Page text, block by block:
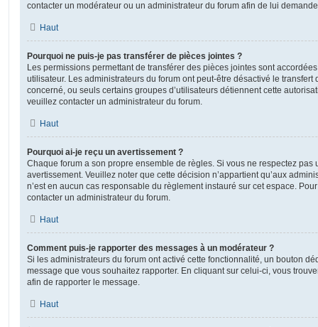
contacter un modérateur ou un administrateur du forum afin de lui
Haut
Pourquoi ne puis-je pas transférer de pièces jointes ?
Les permissions permettant de transférer des pièces jointes sont
utilisateur. Les administrateurs du forum ont peut-être désactivé le
concerné, ou seuls certains groupes d’utilisateurs détiennent cette
veuillez contacter un administrateur du forum.
Haut
Pourquoi ai-je reçu un avertissement ?
Chaque forum a son propre ensemble de règles. Si vous ne respectez pas
avertissement. Veuillez noter que cette décision n’appartient qu’aux
n’est en aucun cas responsable du règlement instauré sur cet espace.
contacter un administrateur du forum.
Haut
Comment puis-je rapporter des messages à un modérateur ?
Si les administrateurs du forum ont activé cette fonctionnalité, un bouton
message que vous souhaitez rapporter. En cliquant sur celui-ci, vous
afin de rapporter le message.
Haut